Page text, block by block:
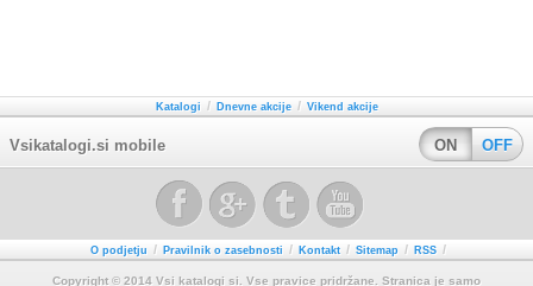
Katalogi / Dnevne akcije / Vikend akcije
Vsikatalogi.si mobile ON OFF
O podjetju / Pravilnik o zasebnosti / Kontakt / Sitemap / RSS /
Copyright © 2014 Vsi katalogi si. Vse pravice pridržane. Stranica je samo